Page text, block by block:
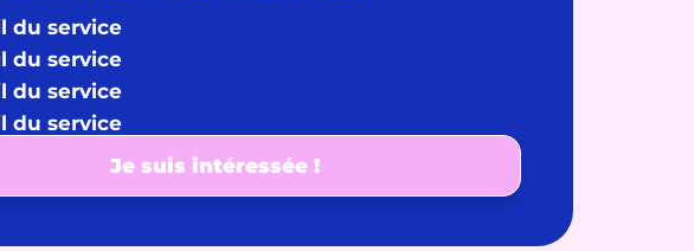
du service
du service
du service
du service
Je suis intéressée !